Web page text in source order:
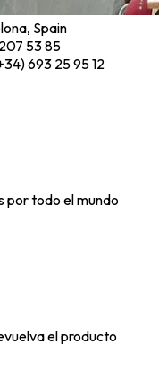
Spain
53 85
693 25 95 12
por todo el mundo
el producto